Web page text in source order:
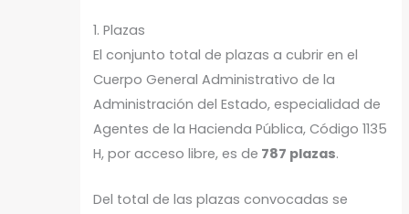
1. Plazas
El conjunto total de plazas a cubrir en el
Cuerpo General Administrativo de la
Administración del Estado, especialidad de
Agentes de la Hacienda Pública, Código 1135
H, por acceso libre, es de 787 plazas.
Del total de las plazas convocadas se